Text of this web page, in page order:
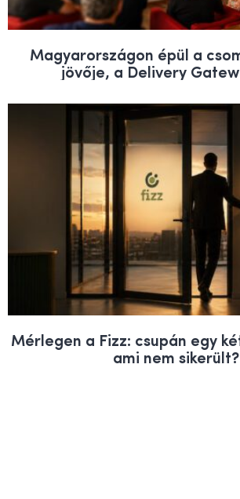
Magyarországon épül a
jövője, a Delivery
Mérlegen a Fizz: csupán egy
ami nem sikerült?